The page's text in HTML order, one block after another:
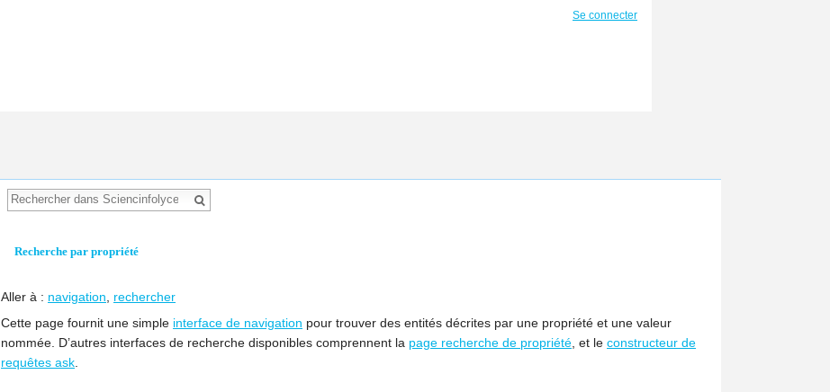
Recherche par propriété
Aller à : navigation
rechercher
Cette page fournit une simple interface de navigation pour trouver des entités décrites par une propriété et une valeur
nommée. D’autres interfaces de recherche disponibles comprennent la page recherche de propriété , et le constructeur de
requêtes ask
Se connecter